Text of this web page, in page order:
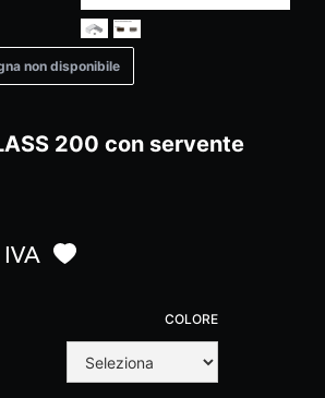
non disponibile
200 con servente
COLORE